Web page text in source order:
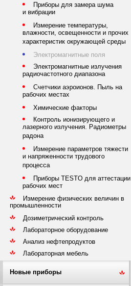
Приборы для замера шума
и вибрации
Измерение температуры,
влажности, освещенности и прочих
характеристик окружающей среды
Электромагнитные поля
Электромагнитные излучения
радиочастотного диапазона
Счетчики аэроионов. Пыль на
рабочих местах
Химические факторы
Контроль ионизирующего и
лазерного излучения. Радиометры
радона
Измерение параметров тяжести
и напряженности трудового
процесса
Приборы TESTO для аттестации
рабочих мест
Измерение физических величин в
промышленности
Дозиметрический контроль
Лабораторное оборудование
Анализ нефтепродуктов
Лабораторная мебель
Новые приборы